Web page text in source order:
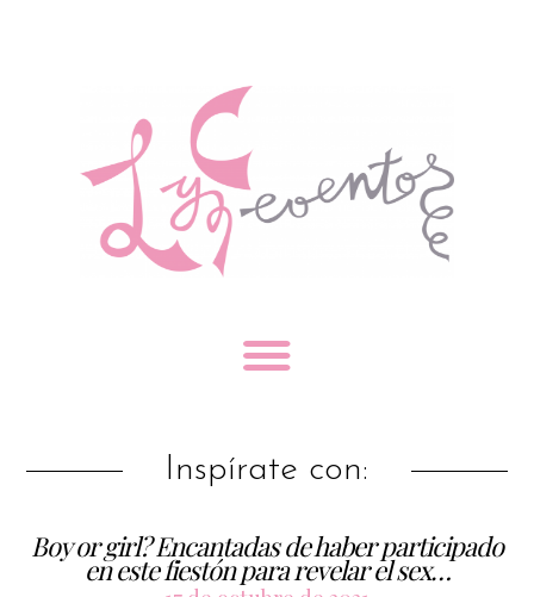
Inspírate con:
Boy or girl? Encantadas de haber participado
en este fiestón para revelar el sex…